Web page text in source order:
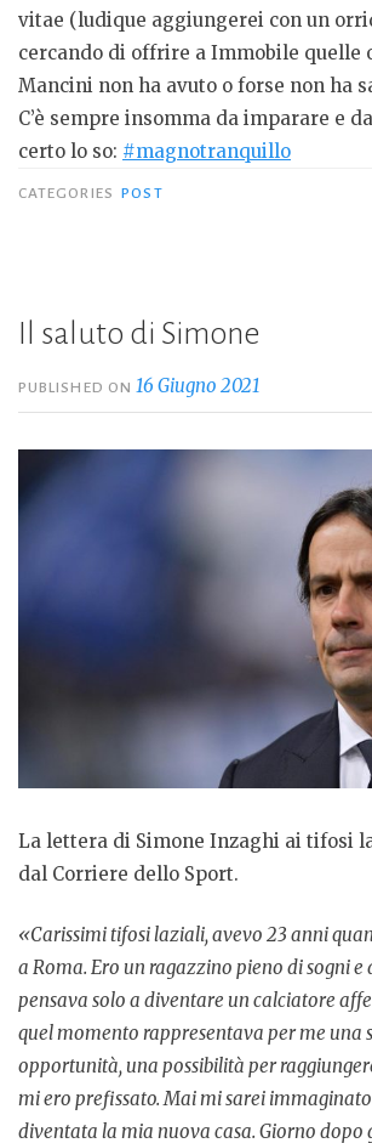
vitae (ludique aggiungerei con un
cercando di offrire a Immobile quelle
Mancini non ha avuto o forse non ha
C’è sempre insomma da imparare e
certo lo so: #magnotranquillo
CATEGORIES POST
Il saluto di Simone
PUBLISHED ON16 Giugno 2021
La lettera di Simone Inzaghi ai tifosi
dal Corriere dello Sport.
«Carissimi tifosi laziali, avevo 23 anni
a Roma. Ero un ragazzino pieno di sogni e
pensava solo a diventare un calciatore
quel momento rappresentava per me una
opportunità, una possibilità per
mi ero prefissato. Mai mi sarei immaginato
diventata la mia nuova casa. Giorno dopo